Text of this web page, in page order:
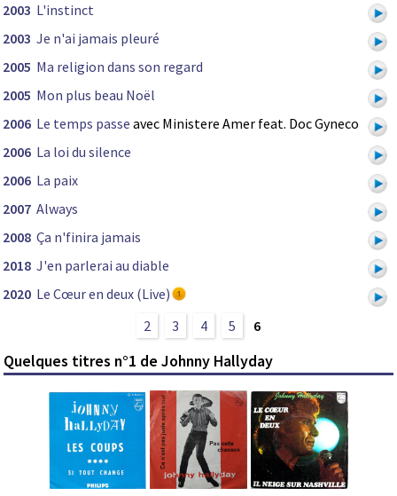
2003 L'instinct
2003 Je n'ai jamais pleuré
2005 Ma religion dans son regard
2005 Mon plus beau Noël
2006 Le temps passe avec Ministere Amer feat. Doc Gyneco
2006 La loi du silence
2006 La paix
2007 Always
2008 Ça n'finira jamais
2018 J'en parlerai au diable
2020 Le Cœur en deux (Live)
2
3 4 5 6
Quelques titres n°1 de Johnny Hallyday